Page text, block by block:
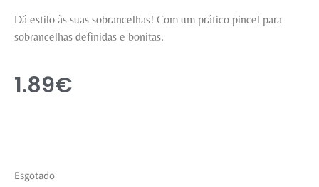
Dá estilo às suas sobrancelhas! Com um prático pincel para
sobrancelhas definidas e bonitas.
1.89€
Esgotado